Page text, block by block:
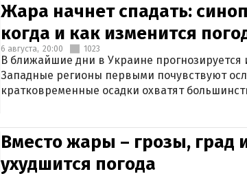
Жара начнет спадать:
когда и как изменится
6 августа, 20:00 1023
В ближайшие дни в Украине прогнозируется
Западные регионы первыми почувствуют
кратковременные осадки охватят
Вместо жары – грозы, град
ухудшится погода